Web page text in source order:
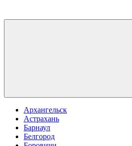
Архангельск
Астрахань
Барнаул
Белгород